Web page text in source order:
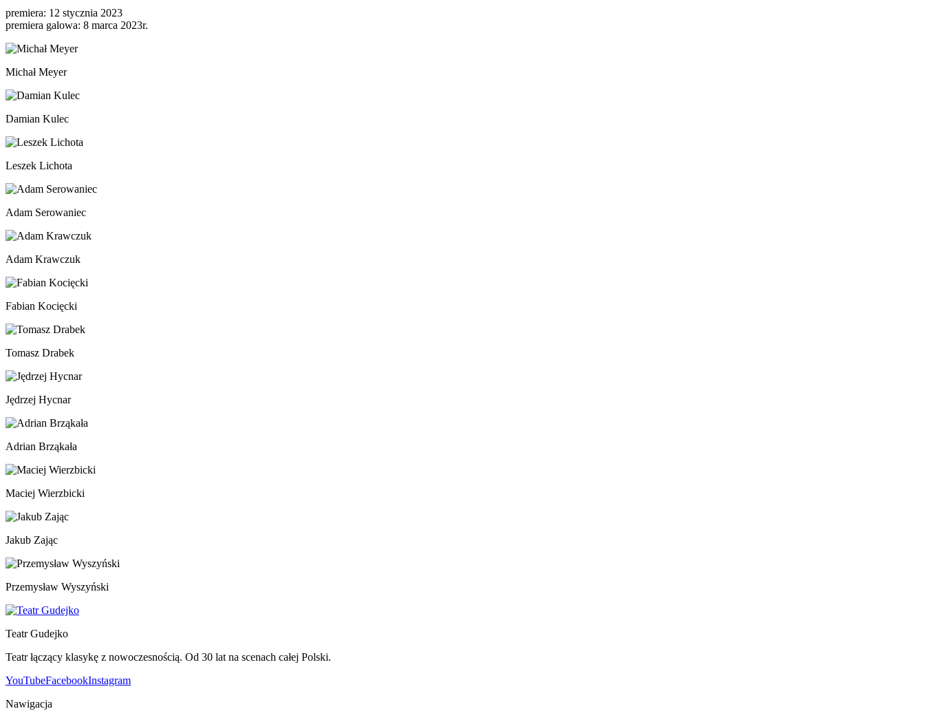
premiera: 12 stycznia 2023
premiera galowa: 8 marca 2023r.
Michał Meyer
Damian Kulec
Leszek Lichota
Adam Serowaniec
Adam Krawczuk
Fabian Kocięcki
Tomasz Drabek
Jędrzej Hycnar
Adrian Brząkała
Maciej Wierzbicki
Jakub Zając
Przemysław Wyszyński
Teatr Gudejko
Teatr łączący klasykę z nowoczesnością. Od 30 lat na scenach całej Polski.
YouTubeFacebookInstagram
Nawigacja